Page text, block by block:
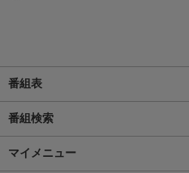
番組表
番組検索
マイメニュー